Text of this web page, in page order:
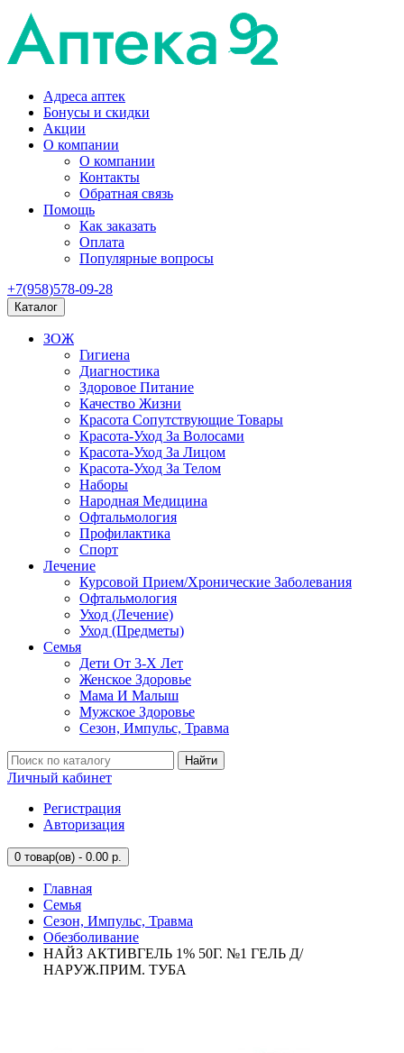
Адреса аптек
Бонусы и скидки
Акции
О компании
О компании
Контакты
Обратная связь
Помощь
Как заказать
Оплата
Популярные вопросы
+7(958)578-09-28
Каталог
ЗОЖ
Гигиена
Диагностика
Здоровое Питание
Качество Жизни
Красота Сопутствующие Товары
Красота-Уход За Волосами
Красота-Уход За Лицом
Красота-Уход За Телом
Наборы
Народная Медицина
Офтальмология
Профилактика
Спорт
Лечение
Курсовой Прием/Хронические Заболевания
Офтальмология
Уход (Лечение)
Уход (Предметы)
Семья
Дети От 3-Х Лет
Женское Здоровье
Мама И Малыш
Мужское Здоровье
Сезон, Импульс, Травма
Найти
Личный кабинет
Регистрация
Авторизация
0 товар(ов) - 0.00 р.
Главная
Семья
Сезон, Импульс, Травма
Обезболивание
НАЙЗ АКТИВГЕЛЬ 1% 50Г. №1 ГЕЛЬ Д/
НАРУЖ.ПРИМ. ТУБА